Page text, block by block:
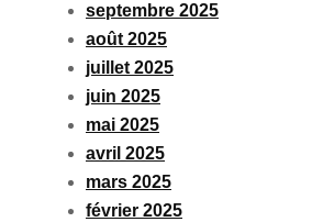
septembre 2025
août 2025
juillet 2025
juin 2025
mai 2025
avril 2025
mars 2025
février 2025